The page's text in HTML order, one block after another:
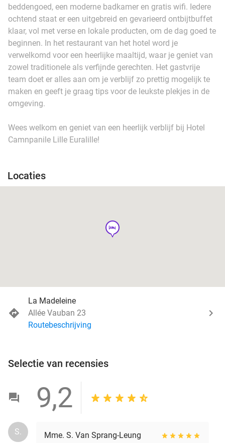
beddengoed, een moderne badkamer en gratis wifi. Iedere
ochtend staat er een uitgebreid en gevarieerd ontbijtbuffet
klaar, vol met verse en lokale producten, om de dag goed te
beginnen. In het restaurant van het hotel word je
verwelkomd voor een heerlijke maaltijd, waar je geniet van
zowel traditionele als verfijnde gerechten. Het gastvrije
team doet er alles aan om je verblijf zo prettig mogelijk te
maken en geeft je graag tips voor de leukste plekjes in de
omgeving.
Wees welkom en geniet van een heerlijk verblijf bij Hotel
Camnpanile Lille Euralille!
Locaties
hotel
La Madeleine
Allée Vauban 23
Routebeschrijving
Selectie van recensies
9,2
S.
Mme. S. Van Sprang-Leung